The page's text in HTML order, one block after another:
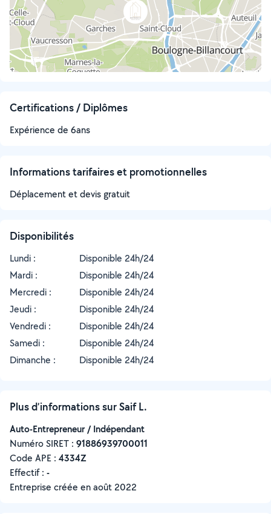
Certifications / Diplômes
Expérience de 6ans
Informations tarifaires et promotionnelles
Déplacement et devis gratuit
Disponibilités
Lundi :
Disponible 24h/24
Mardi :
Disponible 24h/24
Mercredi :
Disponible 24h/24
Jeudi :
Disponible 24h/24
Vendredi :
Disponible 24h/24
Samedi :
Disponible 24h/24
Dimanche :
Disponible 24h/24
Plus d’informations sur Saif L.
Auto-Entrepreneur / Indépendant
Numéro SIRET : ‍91886939700011
Code APE : 4334Z
Effectif : -
Entreprise créée enaoût 2022